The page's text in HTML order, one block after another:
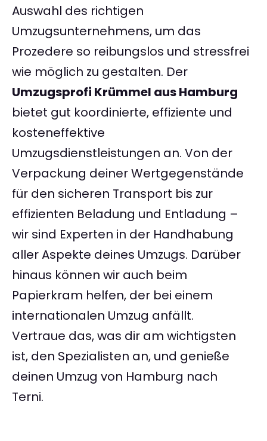
Auswahl des richtigen
Umzugsunternehmens, um das
Prozedere so reibungslos und stressfrei
wie möglich zu gestalten. Der
Umzugsprofi Krümmel aus Hamburg
bietet gut koordinierte, effiziente und
kosteneffektive
Umzugsdienstleistungen an. Von der
Verpackung deiner Wertgegenstände
für den sicheren Transport bis zur
effizienten Beladung und Entladung –
wir sind Experten in der Handhabung
aller Aspekte deines Umzugs. Darüber
hinaus können wir auch beim
Papierkram helfen, der bei einem
internationalen Umzug anfällt.
Vertraue das, was dir am wichtigsten
ist, den Spezialisten an, und genieße
deinen Umzug von Hamburg nach
Terni.